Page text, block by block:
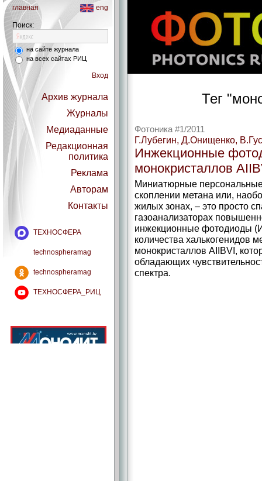
главная eng
Поиск:
на сайте журнала
на всех сайтах РИЦ
Вход
Архив журнала
Журналы
Медиаданные
Редакционная
политика
Реклама
Авторам
Контакты
ТЕХНОСФЕРА
technospheramag
technospheramag
ТЕХНОСФЕРА_РИЦ
Тег
Фотоника #1/2011
Г.Лубегин, Д.Онищенко,
Инжекционные
монокристаллов
Миниатюрные
скоплении метана или,
жилых зонах, – это просто
газоанализаторах
инжекционные фотодиоды
количества халькогенидов
монокристаллов АIIBVI,
обладающих
спектра.